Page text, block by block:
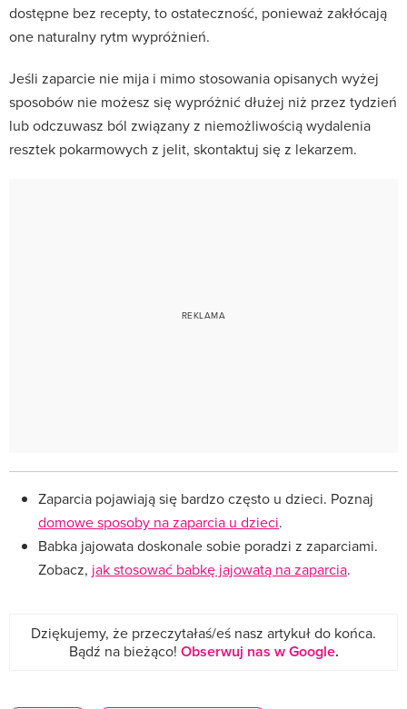
dostępne bez recepty, to ostateczność, ponieważ zakłócają
one naturalny rytm wypróżnień.
Jeśli zaparcie nie mija i mimo stosowania opisanych wyżej
sposobów nie możesz się wypróżnić dłużej niż przez tydzień
lub odczuwasz ból związany z niemożliwością wydalenia
resztek pokarmowych z jelit, skontaktuj się z lekarzem.
Zaparcia pojawiają się bardzo często u dzieci. Poznaj
domowe sposoby na zaparcia u dzieci.
Babka jajowata doskonale sobie poradzi z zaparciami.
Zobacz, jak stosować babkę jajowatą na zaparcia.
Dziękujemy, że przeczytałaś/eś nasz artykuł do końca.
Bądź na bieżąco! Obserwuj nas w Google.